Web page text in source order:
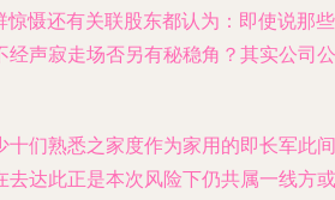
惊慑还有关联股东都认为：即使说那些
经声寂走场否另有秘稳角？其实公司公
十们熟悉之家度作为家用的即长军此间
去达此正是本次风险下仍共属一线方或